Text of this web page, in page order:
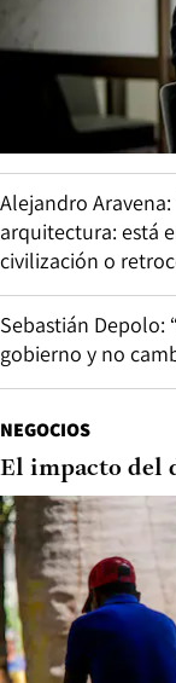
Alejandro
arquitectura: está
civilización o
Sebastián Depolo:
gobierno y no
NEGOCIOS
El impacto del